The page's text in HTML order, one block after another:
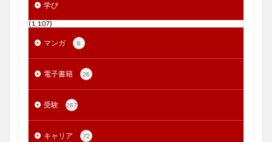
学び
(1,107)
マンガ 8
電子書籍 28
受験 287
キャリア 72